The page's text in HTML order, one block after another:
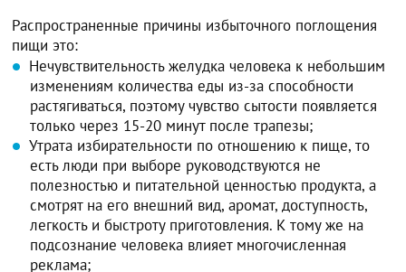
Распространенные причины избыточного поглощения
пищи это:
Нечувствительность желудка человека к небольшим
изменениям количества еды из-за способности
растягиваться, поэтому чувство сытости появляется
только через 15-20 минут после трапезы;
Утрата избирательности по отношению к пище, то
есть люди при выборе руководствуются не
полезностью и питательной ценностью продукта, а
смотрят на его внешний вид, аромат, доступность,
легкость и быстроту приготовления. К тому же на
подсознание человека влияет многочисленная
реклама;